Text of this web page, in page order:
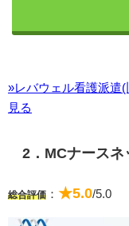
»レバウェル看護派遣
見る
2．MCナースネ
総合評価 ： ★5.0/5.0